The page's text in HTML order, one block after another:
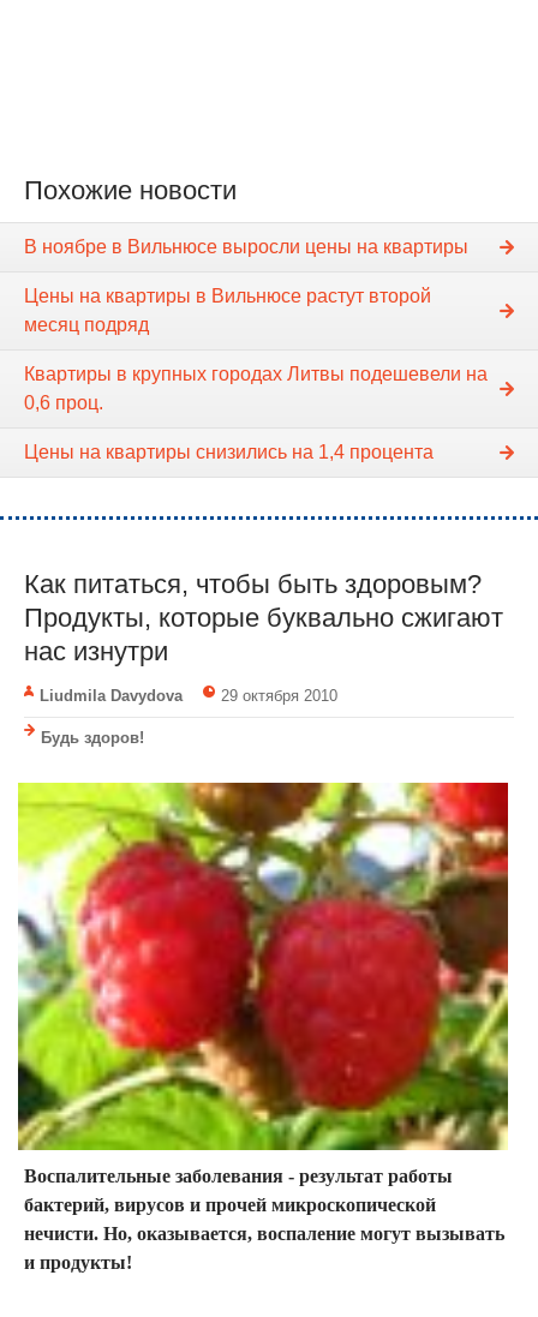
Похожие новости
В ноябре в Вильнюсе выросли цены на квартиры
Цены на квартиры в Вильнюсе растут второй
месяц подряд
Квартиры в крупных городах Литвы подешевели на
0,6 проц.
Цены на квартиры снизились на 1,4 процента
Как питаться, чтобы быть здоровым?
Продукты, которые буквально сжигают
нас изнутри
Liudmila Davydova 29 октября 2010
Будь здоров!
Воспалительные заболевания - результат работы
бактерий, вирусов и прочей микроскопической
нечисти. Но, оказывается, воспаление могут вызывать
и продукты!